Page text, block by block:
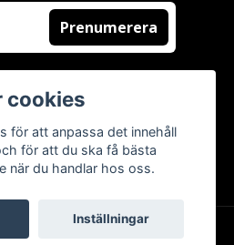
Prenumerera
cookies
för att anpassa det innehåll
för att du ska få bästa
när du handlar hos oss.
Inställningar